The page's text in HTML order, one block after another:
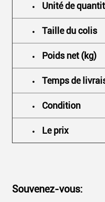
Unité de
Taille du colis
Poids net (kg)
Temps de
Condition
Le prix
Souvenez-vous: